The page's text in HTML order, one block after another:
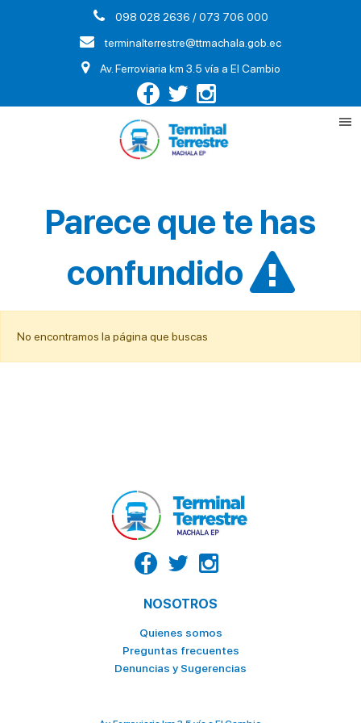
098 028 2636 / 073 706 000
terminalterrestre@ttmachala.gob.ec
Av. Ferroviaria km 3.5 vía a El Cambio
Parece que te has
confundido
No encontramos la página que buscas
NOSOTROS
Quienes somos
Preguntas frecuentes
Denuncias y Sugerencias